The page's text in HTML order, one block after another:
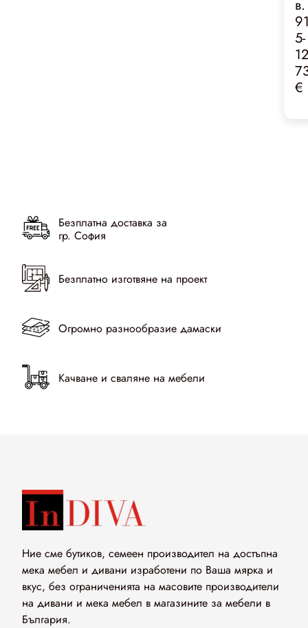
в.
5-
€
Безплатна доставка за
гр. София
Безплатно изготвяне на проект
Огромно разнообразие дамаски
Качване и сваляне на мебели
Ние сме бутиков, семеен производител на достъпна
мека мебел и дивани изработени по Ваша мярка и
вкус, без ограниченията на масовите производители
на дивани и мека мебел в магазините за мебели в
България.